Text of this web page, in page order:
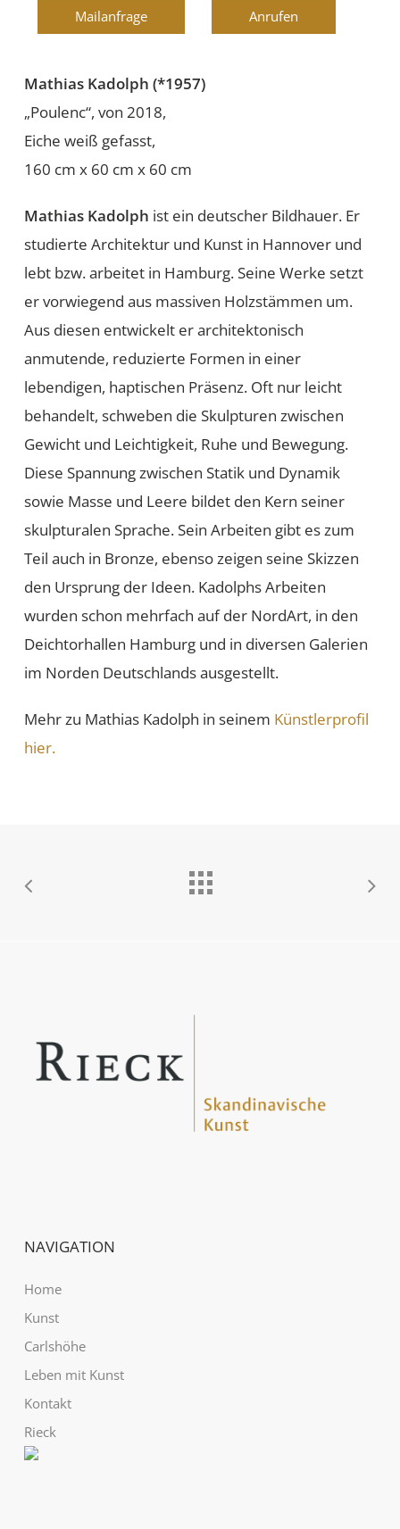
Mailanfrage Anrufen
Mathias Kadolph (*1957)
„Poulenc“, von 2018,
Eiche weiß gefasst,
160 cm x 60 cm x 60 cm
Mathias Kadolph ist ein deutscher Bildhauer. Er
studierte Architektur und Kunst in Hannover und
lebt bzw. arbeitet in Hamburg. Seine Werke setzt
er vorwiegend aus massiven Holzstämmen um.
Aus diesen entwickelt er architektonisch
anmutende, reduzierte Formen in einer
lebendigen, haptischen Präsenz. Oft nur leicht
behandelt, schweben die Skulpturen zwischen
Gewicht und Leichtigkeit, Ruhe und Bewegung.
Diese Spannung zwischen Statik und Dynamik
sowie Masse und Leere bildet den Kern seiner
skulpturalen Sprache. Sein Arbeiten gibt es zum
Teil auch in Bronze, ebenso zeigen seine Skizzen
den Ursprung der Ideen. Kadolphs Arbeiten
wurden schon mehrfach auf der NordArt, in den
Deichtorhallen Hamburg und in diversen Galerien
im Norden Deutschlands ausgestellt.
Mehr zu Mathias Kadolph in seinem Künstlerprofil
hier.
NAVIGATION
Home
Kunst
Carlshöhe
Leben mit Kunst
Kontakt
Rieck